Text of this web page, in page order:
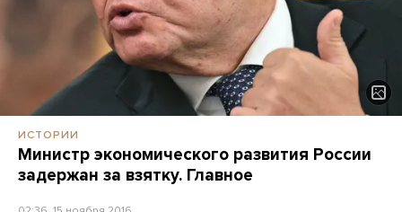
ИСТОРИИ
Министр экономического развития России
задержан за взятку. Главное